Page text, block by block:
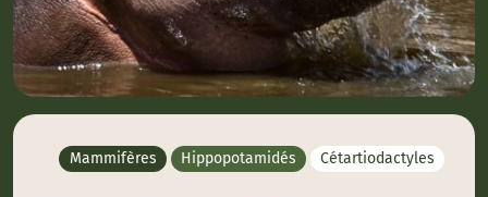
Mammifères Hippopotamidés Cétartiodactyles